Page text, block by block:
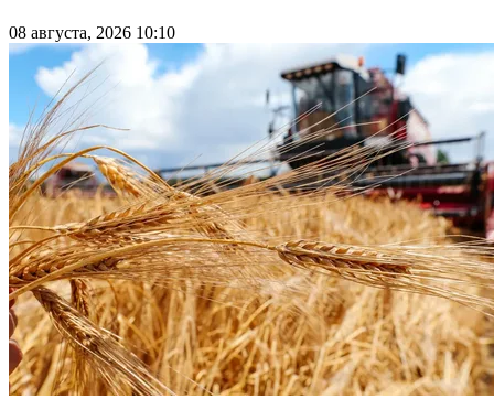
08 августа, 2026 10:10